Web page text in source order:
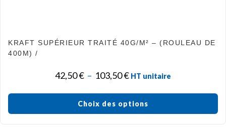
KRAFT SUPÉRIEUR TRAITÉ 40G/M² – (ROULEAU DE
400M) /
42,50€ – 103,50€ HT unitaire
Choix des options